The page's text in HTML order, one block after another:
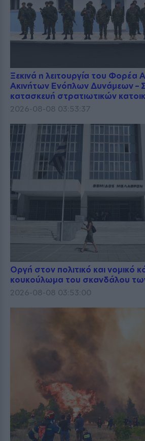
Ξεκινά η λειτουργία του Φορέα
Ακινήτων Ενόπλων Δυνάμεων –
κατασκευή στρατιωτικών
2026-08-08 03:53:37
Οργή στον πολιτικό και νομικό
κουκούλωμα του σκανδάλου
2026-08-08 03:53:00